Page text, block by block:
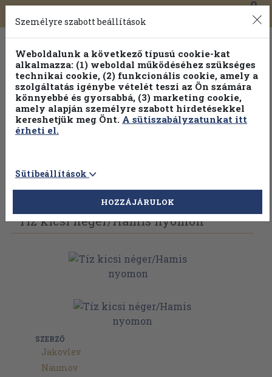
Toggle
navigation
0
Vissza az előző oldalra Válasszon példányt
Tíz kicsi néger/Hamis nyomon
SZERZŐ
Jakovlev
Naumov
Személyre szabott beállítások
Weboldalunk a következő típusú cookie-kat
alkalmazza: (1) weboldal működéséhez szükséges
technikai cookie, (2) funkcionális cookie, amely a
szolgáltatás igénybe vételét teszi az Ön számára
könnyebbé és gyorsabbá, (3) marketing cookie,
amely alapján személyre szabott hirdetésekkel
kereshetjük meg Önt. A sütiszabályzatunkat itt
érheti el.
Sütibeállítások
HOZZÁJÁRULOK